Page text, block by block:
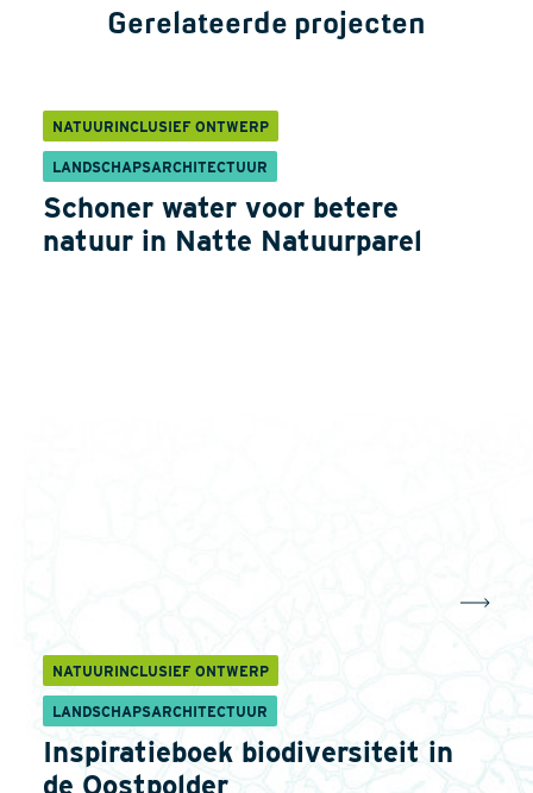
Gerelateerde projecten
NATUURINCLUSIEF ONTWERP
LANDSCHAPSARCHITECTUUR
Schoner water voor betere
natuur in Natte Natuurparel
NATUURINCLUSIEF ONTWERP
LANDSCHAPSARCHITECTUUR
Inspiratieboek biodiversiteit in
de Oostpolder